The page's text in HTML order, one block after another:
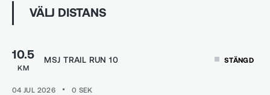
VÄLJ DISTANS
10.5
KM
MSJ TRAIL RUN 10 STÄNGD
04 JUL 2026 0 SEK